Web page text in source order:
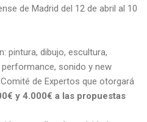
de Madrid del 12 de abril al 10
pintura, dibujo, escultura,
sonido y new
de Expertos que otorgará
y 4.000€ a las propuestas